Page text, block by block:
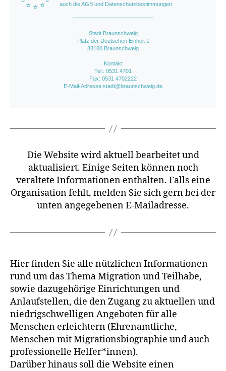
auch die AGB und Datenschutzbestimmungen.
Stadt Braunschweig
Platz der Deutschen Einheit 1
38100 Braunschweig
Kontakt
Tel.: 0531 4701
Fax: 0531 4702222
E-Mail-Adresse:stadt@braunschweig.de
Die Website wird aktuell bearbeitet und
aktualisiert. Einige Seiten können noch
veraltete Informationen enthalten. Falls eine
Organisation fehlt, melden Sie sich gern bei der
unten angegebenen E-Mailadresse.
Hier finden Sie alle nützlichen Informationen
rund um das Thema Migration und Teilhabe,
sowie dazugehörige Einrichtungen und
Anlaufstellen, die den Zugang zu aktuellen und
niedrigschwelligen Angeboten für alle
Menschen erleichtern (Ehrenamtliche,
Menschen mit Migrationsbiographie und auch
professionelle Helfer*innen).
Darüber hinaus soll die Website einen